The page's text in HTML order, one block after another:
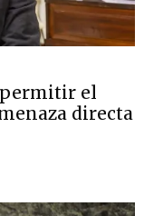
permitir el
directa